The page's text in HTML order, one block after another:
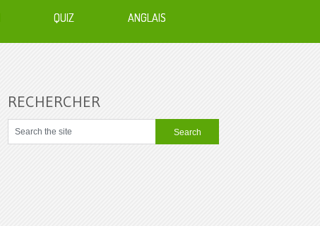
QUIZ ANGLAIS
RECHERCHER